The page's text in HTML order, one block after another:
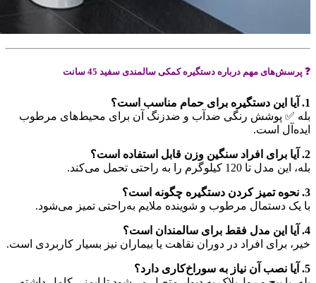
❓ پرسش‌های مهم درباره دستگیره کمکی سالمندی سفید 45 سانت
1. آیا این دستگیره برای حمام مناسب است؟
بله ✅ پوشش رنگی ضدآب و ضدزنگ آن برای محیط‌های مرطوب
ایده‌آل است.
2. آیا برای افراد سنگین وزن قابل استفاده است؟
بله، این مدل تا 120 کیلوگرم را به راحتی تحمل می‌کند.
3. نحوه تمیز کردن دستگیره چگونه است؟
با یک دستمال مرطوب و شوینده ملایم به‌راحتی تمیز می‌شود.
4. آیا این مدل فقط برای سالمندان است؟
خیر، برای افراد در دوران نقاهت یا بیماران نیز بسیار کاربردی است.
5. آیا نصب آن نیاز به سوراخ‌کاری دارد؟